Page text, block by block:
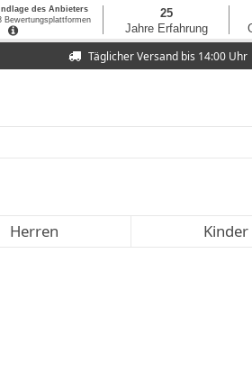
Täglicher Versand bis 14:00 Uhr
Herren Kinder